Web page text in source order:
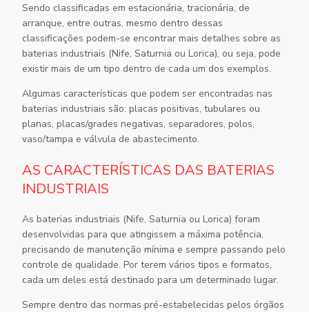
Sendo classificadas em estacionária, tracionária, de
arranque, entre outras, mesmo dentro dessas
classificações podem-se encontrar mais detalhes sobre as
baterias industriais (Nife, Saturnia ou Lorica), ou seja, pode
existir mais de um tipo dentro de cada um dos exemplos.
Algumas características que podem ser encontradas nas
baterias industriais são: placas positivas, tubulares ou
planas, placas/grades negativas, separadores, polos,
vaso/tampa e válvula de abastecimento.
AS CARACTERÍSTICAS DAS BATERIAS
INDUSTRIAIS
Asbaterias industriais (Nife, Saturnia ou Lorica) foram
desenvolvidas para que atingissem a máxima potência,
precisando de manutenção mínima e sempre passando pelo
controle de qualidade. Por terem vários tipos e formatos,
cada um deles está destinado para um determinado lugar.
Sempre dentro das normas pré-estabelecidas pelos órgãos